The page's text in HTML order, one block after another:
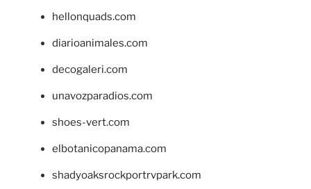
hellonquads.com
diarioanimales.com
decogaleri.com
unavozparadios.com
shoes-vert.com
elbotanicopanama.com
shadyoaksrockportrvpark.com